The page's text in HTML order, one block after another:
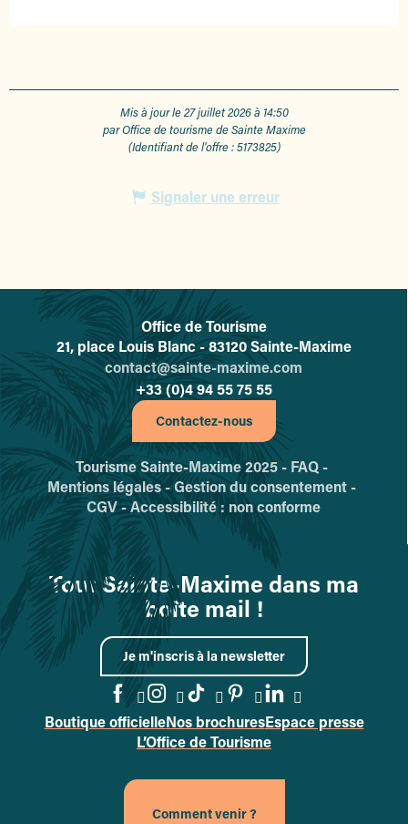
Mis à jour le 27 juillet 2026 à 14:50
par Office de tourisme de Sainte Maxime
(Identifiant de l'offre :5173825)
Signaler une erreur
L'office de tourisme de Sainte-
Office de Tourisme
21, place Louis Blanc - 83120 Sainte-Maxime
contact@sainte-maxime.com
+33 (0)4 94 55 75 55
Contactez-nous
Tourisme Sainte-Maxime 2025 - FAQ -
Mentions légales -Gestion du consentement -
CGV -Accessibilité : non conforme
Tout Sainte-Maxime dans ma
boîte mail !
Je m'inscris à la newsletter
Accéder à la page Facebook
Accéder à la page
Accéder à la page
Accéder à la
Accéder à la
Boutique officielleNos brochuresEspace presse
L’Office de Tourisme
Comment venir ?